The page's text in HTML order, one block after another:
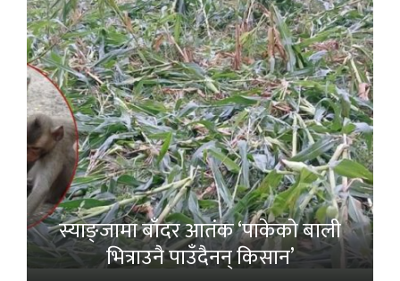
स्याङ्जामा बाँदर आतंक ‘पाकेको बाली
भित्राउनै पाउँदैनन् किसान’